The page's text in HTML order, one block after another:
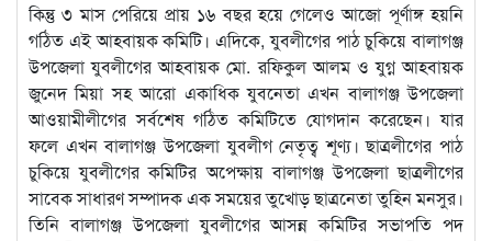
কিন্তু ৩ মাস পেরিয়ে প্রায় ১৬ বছর হয়ে গেলেও আজো পূর্ণাঙ্গ হয়নি
গঠিত এই আহবায়ক কমিটি। এদিকে, যুবলীগের পাঠ চুকিয়ে বালাগঞ্জ
উপজেলা যুবলীগের আহবায়ক মো. রফিকুল আলম ও যুগ্ন আহবায়ক
জুনেদ মিয়া সহ আরো একাধিক যুবনেতা এখন বালাগঞ্জ উপজেলা
আওয়ামীলীগের সর্বশেষ গঠিত কমিটিতে যোগদান করেছেন। যার
ফলে এখন বালাগঞ্জ উপজেলা যুবলীগ নেতৃত্ব শূণ্য। ছাত্রলীগের পাঠ
চুকিয়ে যুবলীগের কমিটির অপেক্ষায় বালাগঞ্জ উপজেলা ছাত্রলীগের
সাবেক সাধারণ সম্পাদক এক সময়ের তুখোড় ছাত্রনেতা তুহিন মনসুর।
তিনি বালাগঞ্জ উপজেলা যুবলীগের আসন্ন কমিটির সভাপতি পদ